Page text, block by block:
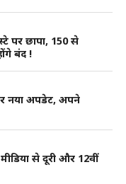
पर छापा, 150 से
बंद !
नया अपडेट, अपने
से दूरी और 12वीं